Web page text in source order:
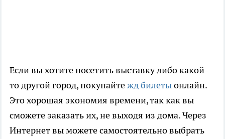
Если вы хотите посетить выставку либо какой-
то другой город, покупайтежд билетыонлайн.
Это хорошая экономия времени, так как вы
сможете заказать их, не выходя из дома. Через
Интернет вы можете самостоятельно выбрать